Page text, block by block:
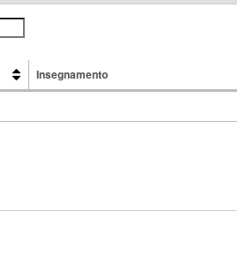
Insegnamento